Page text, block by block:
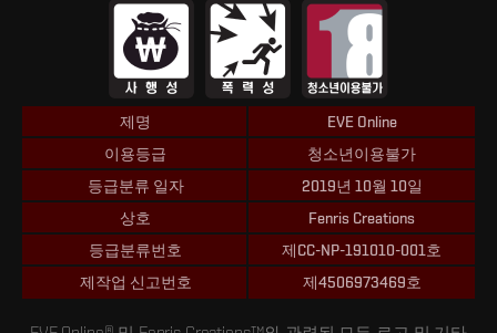
제명
EVE Online
이용등급
청소년이용불가
등급분류 일자
2019년 10월 10일
상호
Fenris Creations
등급분류번호
제CC-NP-191010-001호
제작업 신고번호
제4506973469호